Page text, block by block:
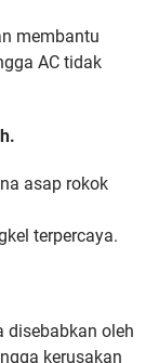
membantu
AC tidak
asap rokok
terpercaya.
disebabkan oleh
kerusakan